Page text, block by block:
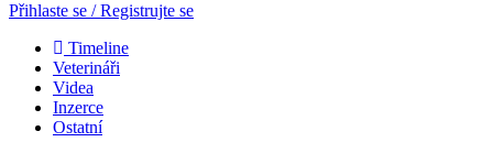
Přihlaste se / Registrujte se
Timeline
Veterináři
Videa
Inzerce
Ostatní